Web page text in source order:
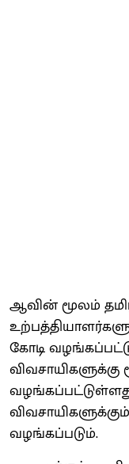
ஆவின் மூலம்
கோடி
விவசாயிகளுக்கு
வழங்கப்படும்.